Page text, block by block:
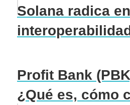
Solana radica
Profit Bank
¿Qué es, cómo